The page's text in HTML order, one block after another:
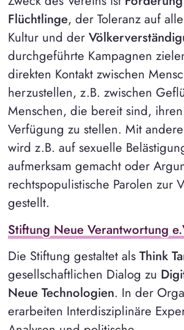
Flüchtlinge, der Toleranz auf
Kultur und der
durchgeführte Kampagnen
direkten Kontakt zwischen
herzustellen, z.B. zwischen
Menschen, die bereit sind,
Verfügung zu stellen. Mit
wird z.B. auf sexuelle
aufmerksam gemacht oder
rechtspopulistische Parolen zur
gestellt.
Stiftung Neue Verantwortung
Die Stiftung gestaltet als Think
gesellschaftlichen Dialog zu
Neue Technologien. In der
erarbeiten Interdisziplinäre